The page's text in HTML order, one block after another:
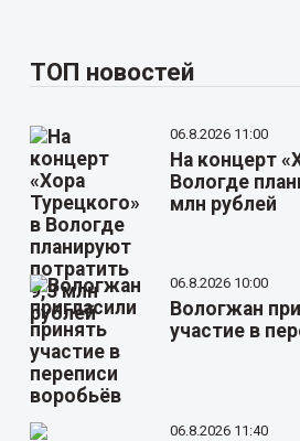
ТОП новостей
06.8.2026 11:00
На концерт
Вологде
млн рублей
06.8.2026 10:00
Вологжан
участие в
06.8.2026 11:40